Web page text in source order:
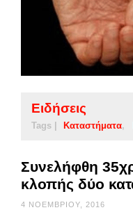
Ειδήσεις
Tags | Καταστήματα
Συνελήφθη
κλοπής δύο
4 ΝΟΕΜΒΡΊΟΥ, 2016